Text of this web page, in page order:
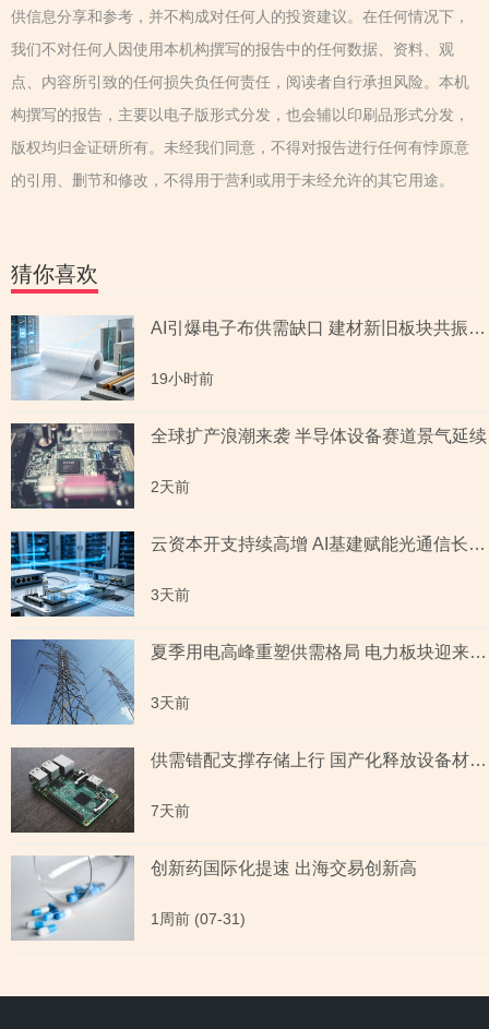
供信息分享和参考，并不构成对任何人的投资建议。在任何情况下，
我们不对任何人因使用本机构撰写的报告中的任何数据、资料、观
点、内容所引致的任何损失负任何责任，阅读者自行承担风险。本机
构撰写的报告，主要以电子版形式分发，也会辅以印刷品形式分发，
版权均归金证研所有。未经我们同意，不得对报告进行任何有悖原意
的引用、删节和修改，不得用于营利或用于未经允许的其它用途。
猜你喜欢
AI引爆电子布供需缺口 建材新旧板块共振回暖
19小时前
全球扩产浪潮来袭 半导体设备赛道景气延续
2天前
云资本开支持续高增 AI基建赋能光通信长期成长
3天前
夏季用电高峰重塑供需格局 电力板块迎来量价齐升
3天前
供需错配支撑存储上行 国产化释放设备材料红利
7天前
创新药国际化提速 出海交易创新高
1周前 (07-31)